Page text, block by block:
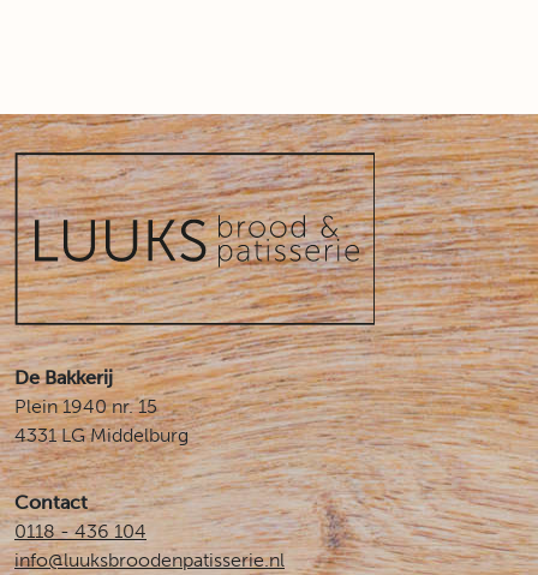
De Bakkerij
Plein 1940 nr. 15
4331 LG Middelburg
Contact
0118 - 436 104
info@luuksbroodenpatisserie.nl